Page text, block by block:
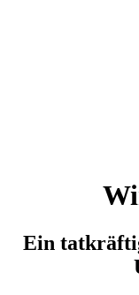
Ein